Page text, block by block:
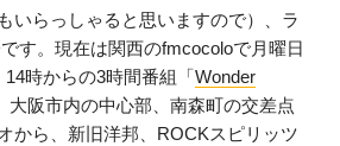
いらっしゃると思いますので）、ラ
す。現在は関西のfmcocoloで月曜日
時からの3時間番組「Wonder
大阪市内の中心部、南森町の交差点
から、新旧洋邦、ROCKスピリッツ